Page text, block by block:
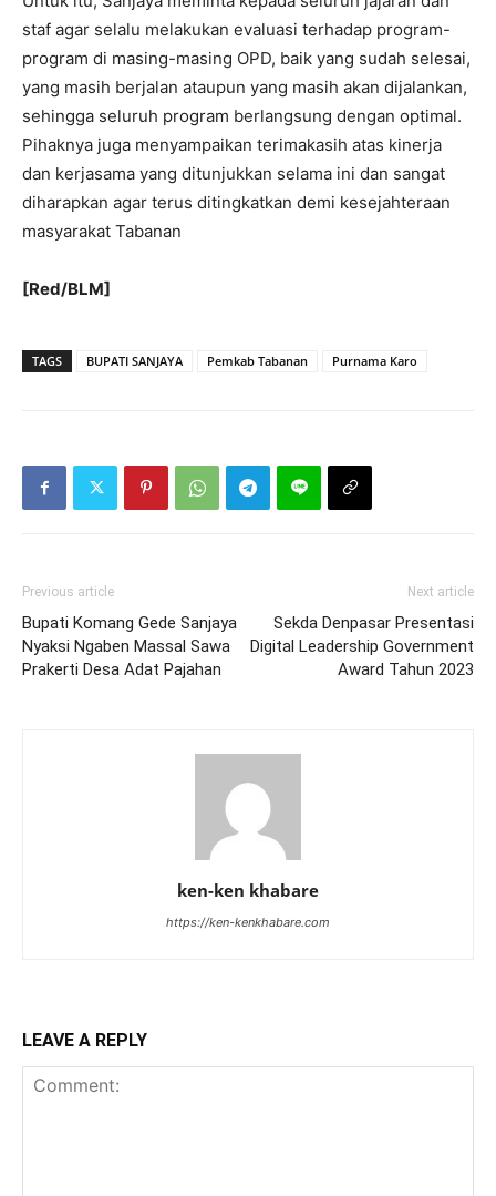
staf agar selalu melakukan evaluasi terhadap program-
program di masing-masing OPD, baik yang sudah selesai,
yang masih berjalan ataupun yang masih akan dijalankan,
sehingga seluruh program berlangsung dengan optimal.
Pihaknya juga menyampaikan terimakasih atas kinerja
dan kerjasama yang ditunjukkan selama ini dan sangat
diharapkan agar terus ditingkatkan demi kesejahteraan
masyarakat Tabanan
[Red/BLM]
TAGS BUPATI SANJAYA Pemkab Tabanan Purnama Karo
Previous article
Bupati Komang Gede Sanjaya
Nyaksi Ngaben Massal Sawa
Prakerti Desa Adat Pajahan
Next article
Sekda Denpasar Presentasi
Digital Leadership Government
Award Tahun 2023
ken-ken khabare
https://ken-kenkhabare.com
LEAVE A REPLY